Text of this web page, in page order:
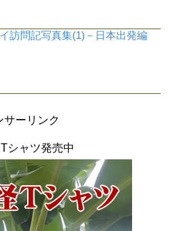
訪問記写真集(1)－日本出発編
サーリンク
シャツ発売中